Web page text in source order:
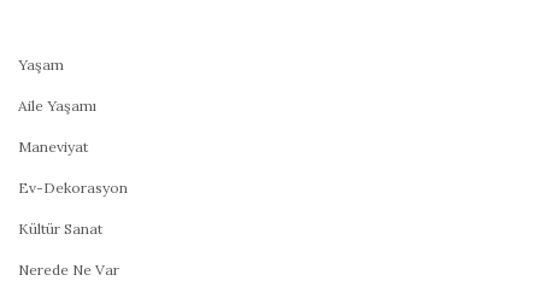
Yaşam
Aile Yaşamı
Maneviyat
Ev-Dekorasyon
Kültür Sanat
Nerede Ne Var